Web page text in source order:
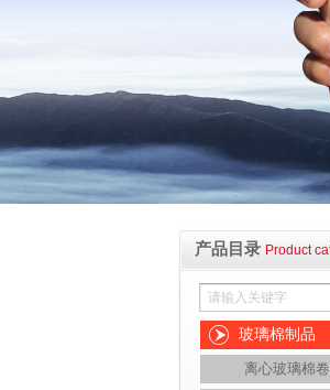
产品目录 Product
玻璃棉制品
离心玻璃棉